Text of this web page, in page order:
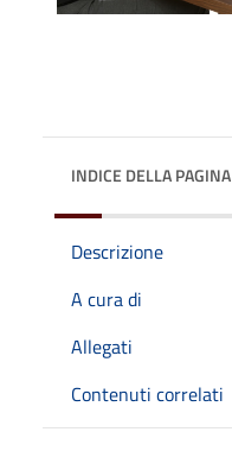
INDICE DELLA PAGINA
Descrizione
A cura di
Allegati
Contenuti correlati